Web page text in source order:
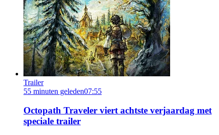
Trailer
55 minuten geleden07:55
Octopath Traveler viert achtste verjaardag met
speciale trailer